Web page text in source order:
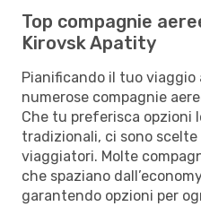
Top compagnie
Kirovsk Apatity
Pianificando il tuo viaggio
numerose compagnie
Che tu preferisca opzioni
tradizionali, ci sono
viaggiatori. Molte
che spaziano
garantendo opzioni per